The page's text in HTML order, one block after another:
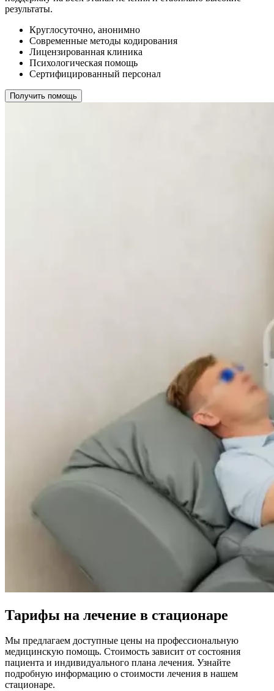
результаты.
Круглосуточно, анонимно
Современные методы кодирования
Лицензированная клиника
Психологическая помощь
Сертифицированный персонал
Получить помощь
Тарифы на лечение в стационаре
Мы предлагаем доступные цены на профессиональную
медицинскую помощь. Стоимость зависит от состояния
пациента и индивидуального плана лечения. Узнайте
подробную информацию о стоимости лечения в нашем
стационаре.